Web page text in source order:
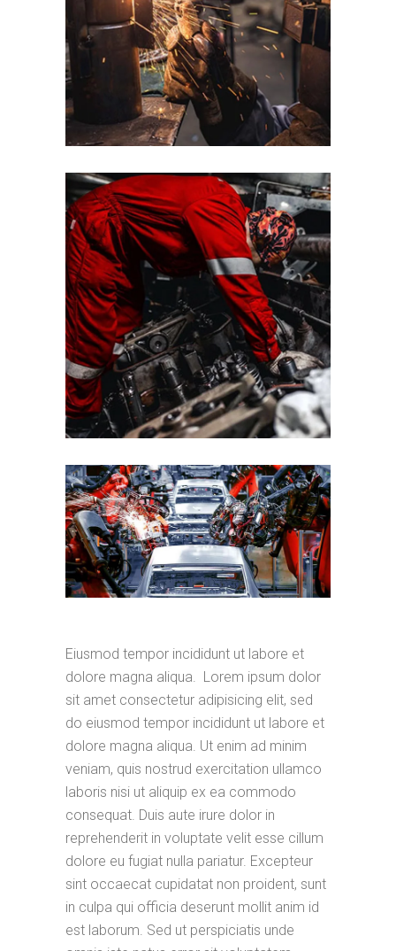
Eiusmod tempor incididunt ut labore et
dolore magna aliqua. Lorem ipsum dolor
sit amet consectetur adipisicing elit, sed
do eiusmod tempor incididunt ut labore et
dolore magna aliqua. Ut enim ad minim
veniam, quis nostrud exercitation ullamco
laboris nisi ut aliquip ex ea commodo
consequat. Duis aute irure dolor in
reprehenderit in voluptate velit esse cillum
dolore eu fugiat nulla pariatur. Excepteur
sint occaecat cupidatat non proident, sunt
in culpa qui officia deserunt mollit anim id
est laborum. Sed ut perspiciatis unde